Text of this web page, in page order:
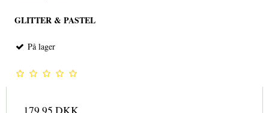
GLITTER & PASTEL
På lager
179,95 DKK